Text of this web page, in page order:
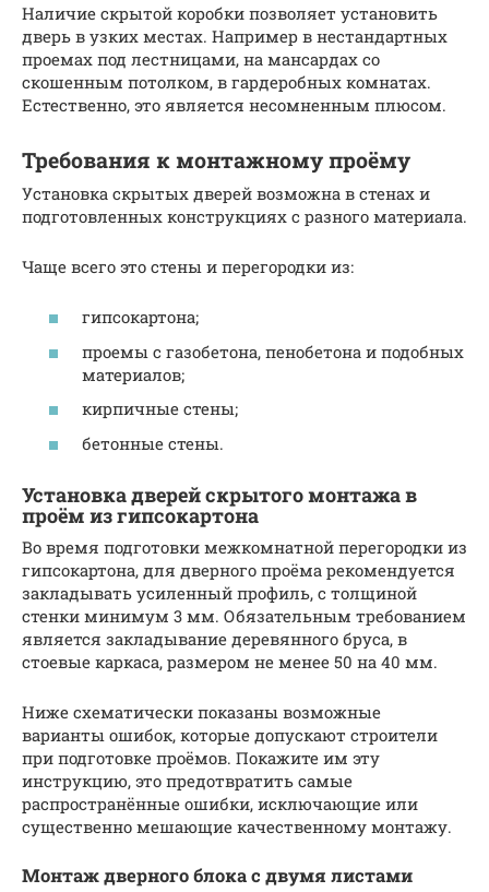
Наличие скрытой коробки позволяет установить
дверь в узких местах. Например в нестандартных
проемах под лестницами, на мансардах со
скошенным потолком, в гардеробных комнатах.
Естественно, это является несомненным плюсом.
Требования к монтажному проёму
Установка скрытых дверей возможна в стенах и
подготовленных конструкциях с разного материала.
Чаще всего это стены и перегородки из:
гипсокартона;
проемы с газобетона, пенобетона и подобных
материалов;
кирпичные стены;
бетонные стены.
Установка дверей скрытого монтажа в
проём из гипсокартона
Во время подготовки межкомнатной перегородки из
гипсокартона, для дверного проёма рекомендуется
закладывать усиленный профиль, с толщиной
стенки минимум 3 мм. Обязательным требованием
является закладывание деревянного бруса, в
стоевые каркаса, размером не менее 50 на 40 мм.
Ниже схематически показаны возможные
варианты ошибок, которые допускают строители
при подготовке проёмов. Покажите им эту
инструкцию, это предотвратить самые
распространённые ошибки, исключающие или
существенно мешающие качественному монтажу.
Монтаж дверного блока с двумя листами